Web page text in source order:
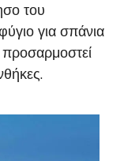
του
για σπάνια